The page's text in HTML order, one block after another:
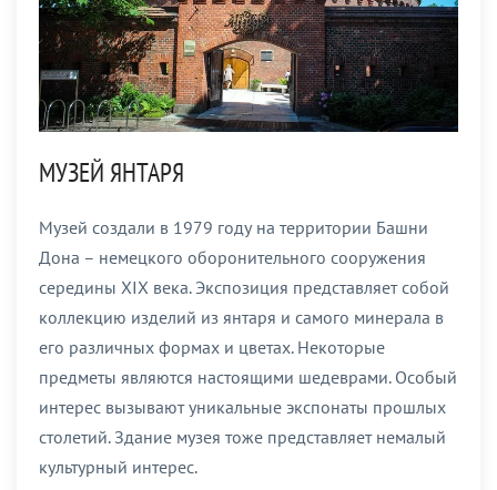
МУЗЕЙ ЯНТАРЯ
Музей создали в 1979 году на территории Башни
Дона – немецкого оборонительного сооружения
середины XIX века. Экспозиция представляет собой
коллекцию изделий из янтаря и самого минерала в
его различных формах и цветах. Некоторые
предметы являются настоящими шедеврами. Особый
интерес вызывают уникальные экспонаты прошлых
столетий. Здание музея тоже представляет немалый
культурный интерес.